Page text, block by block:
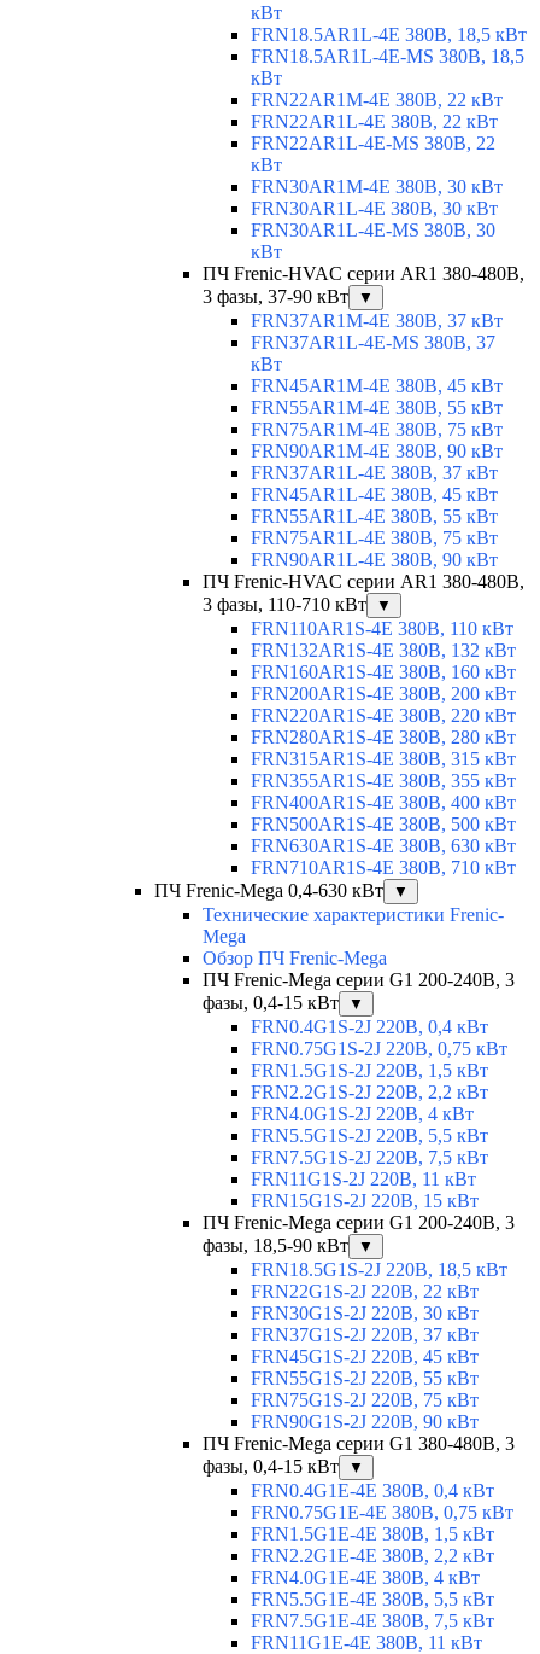
кВт
FRN18.5AR1L-4E 380В, 18,5 кВт
FRN18.5AR1L-4E-MS 380В, 18,5
кВт
FRN22AR1M-4E 380В, 22 кВт
FRN22AR1L-4E 380В, 22 кВт
FRN22AR1L-4E-MS 380В, 22
кВт
FRN30AR1M-4E 380В, 30 кВт
FRN30AR1L-4E 380В, 30 кВт
FRN30AR1L-4E-MS 380В, 30
кВт
ПЧ Frenic-HVAC серии AR1 380-480В,
3 фазы, 37-90 кВт
▼
FRN37AR1M-4E 380В, 37 кВт
FRN37AR1L-4E-MS 380В, 37
кВт
FRN45AR1M-4E 380В, 45 кВт
FRN55AR1M-4E 380В, 55 кВт
FRN75AR1M-4E 380В, 75 кВт
FRN90AR1M-4E 380В, 90 кВт
FRN37AR1L-4E 380В, 37 кВт
FRN45AR1L-4E 380В, 45 кВт
FRN55AR1L-4E 380В, 55 кВт
FRN75AR1L-4E 380В, 75 кВт
FRN90AR1L-4E 380В, 90 кВт
ПЧ Frenic-HVAC серии AR1 380-480В,
3 фазы, 110-710 кВт
▼
FRN110AR1S-4E 380В, 110 кВт
FRN132AR1S-4E 380В, 132 кВт
FRN160AR1S-4E 380В, 160 кВт
FRN200AR1S-4E 380В, 200 кВт
FRN220AR1S-4E 380В, 220 кВт
FRN280AR1S-4E 380В, 280 кВт
FRN315AR1S-4E 380В, 315 кВт
FRN355AR1S-4E 380В, 355 кВт
FRN400AR1S-4E 380В, 400 кВт
FRN500AR1S-4E 380В, 500 кВт
FRN630AR1S-4E 380В, 630 кВт
FRN710AR1S-4E 380В, 710 кВт
ПЧ Frenic-Mega 0,4-630 кВт
▼
Технические характеристики Frenic-
Mega
Обзор ПЧ Frenic-Mega
ПЧ Frenic-Mega серии G1 200-240В, 3
фазы, 0,4-15 кВт
▼
FRN0.4G1S-2J 220В, 0,4 кВт
FRN0.75G1S-2J 220В, 0,75 кВт
FRN1.5G1S-2J 220В, 1,5 кВт
FRN2.2G1S-2J 220В, 2,2 кВт
FRN4.0G1S-2J 220В, 4 кВт
FRN5.5G1S-2J 220В, 5,5 кВт
FRN7.5G1S-2J 220В, 7,5 кВт
FRN11G1S-2J 220В, 11 кВт
FRN15G1S-2J 220В, 15 кВт
ПЧ Frenic-Mega серии G1 200-240В, 3
фазы, 18,5-90 кВт
▼
FRN18.5G1S-2J 220В, 18,5 кВт
FRN22G1S-2J 220В, 22 кВт
FRN30G1S-2J 220В, 30 кВт
FRN37G1S-2J 220В, 37 кВт
FRN45G1S-2J 220В, 45 кВт
FRN55G1S-2J 220В, 55 кВт
FRN75G1S-2J 220В, 75 кВт
FRN90G1S-2J 220В, 90 кВт
ПЧ Frenic-Mega серии G1 380-480В, 3
фазы, 0,4-15 кВт
▼
FRN0.4G1E-4E 380В, 0,4 кВт
FRN0.75G1E-4E 380В, 0,75 кВт
FRN1.5G1E-4E 380В, 1,5 кВт
FRN2.2G1E-4E 380В, 2,2 кВт
FRN4.0G1E-4E 380В, 4 кВт
FRN5.5G1E-4E 380В, 5,5 кВт
FRN7.5G1E-4E 380В, 7,5 кВт
FRN11G1E-4E 380В, 11 кВт